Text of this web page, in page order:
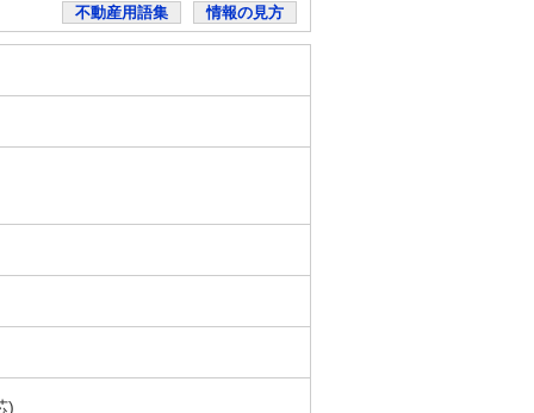
不動産用語集 情報の見方
)